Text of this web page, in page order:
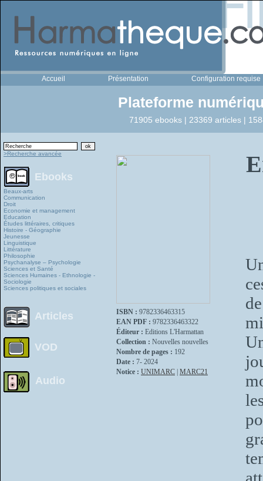
Accueil Présentation Configuration requise
Plateforme
71905 ebooks | 23369 articles |
>Recherche avancée
Ebooks
Beaux-arts
Communication
Droit
Economie et management
Education
Études littéraires, critiques
Histoire - Géographie
Jeunesse
Linguistique
Littérature
Philosophie
Psychanalyse – Psychologie
Sciences et Santé
Sciences Humaines - Ethnologie -
Sociologie
Sciences politiques et sociales
Articles
VOD
Audio
ISBN : 9782336463315
EAN PDF : 9782336463322
Éditeur : Editions L'Harmattan
Collection : Nouvelles nouvelles
Nombre de pages : 192
Date : 7- 2024
Notice : UNIMARC MARC21